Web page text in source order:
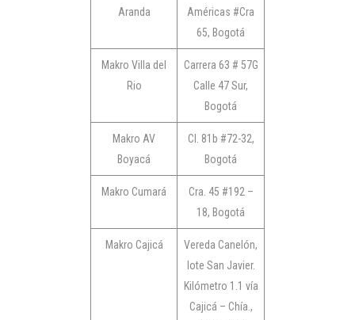
Aranda
Américas #Cra
65, Bogotá
Makro Villa del
Rio
Carrera 63 # 57G
Calle 47 Sur,
Bogotá
Makro AV
Boyacá
Cl. 81b #72-32,
Bogotá
Makro Cumará
Cra. 45 #192 –
18, Bogotá
Makro Cajicá
Vereda Canelón,
lote San Javier.
Kilómetro 1.1 vía
Cajicá – Chía.,